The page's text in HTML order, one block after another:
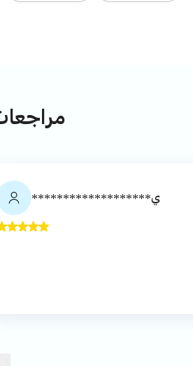
ي*******************